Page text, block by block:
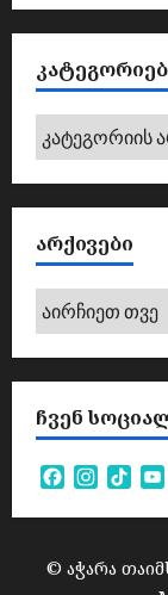
კატეგორიები
ᲐᲠᲥᲘᲕᲔᲑᲘ
არქივები
ᲩᲕᲔᲜ
Facebook
© აჭარა